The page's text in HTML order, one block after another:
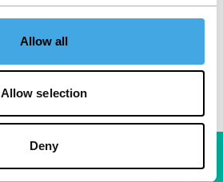
Allow all
Allow selection
Deny